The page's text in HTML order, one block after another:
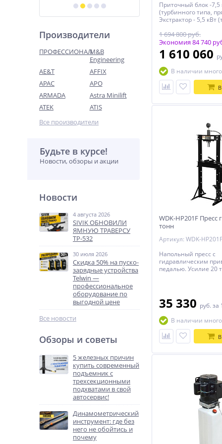
Производители
ПРОФЕССИОНАЛM&B
Engineering
AE&T
AFFIX
APAC
APO
ARMADA
Astra Minilift
ATEK
ATIS
Все производители
Будьте в курсе!
Новости, обзоры и акции
Новости
4 августа 2026
SIVIK ОБНОВИЛИ
ЯМНУЮ ТРАВЕРСУ
ТР-532
30 июля 2026
Скидка 50% на пуско-
зарядные устройства
Telwin —
профессиональное
оборудование по
выгодной цене
Все новости
Обзоры и советы
5 железных причин
купить современный
подъемник с
трехсекционными
подхватами в свой
автосервис!
Динамометрический
инструмент: где без
него не обойтись и
почему
Приточный блок -7,5
(турбинного типа,
Экстрактор - 5,5 кВт
1 694 800 руб.
Экономия 84 740
1 610 060
В наличии много
WDK-HP201F Пресс
тонн
Артикул: WDK-HP201F
Напольный пресс с
гидравлическим
педалью. Усилие 20
35 330 руб. за
В наличии много